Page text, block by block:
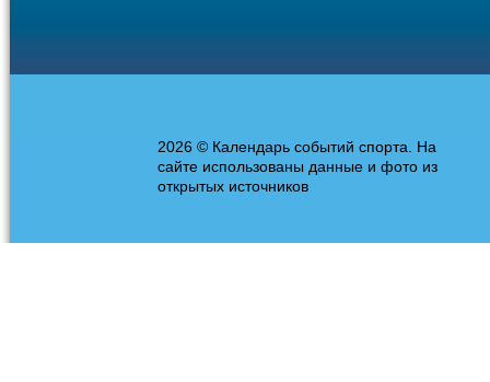
2026 © Календарь событий спорта. На
сайте использованы данные и фото из
открытых источников